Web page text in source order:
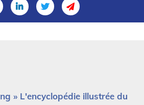
» L'encyclopédie illustrée du